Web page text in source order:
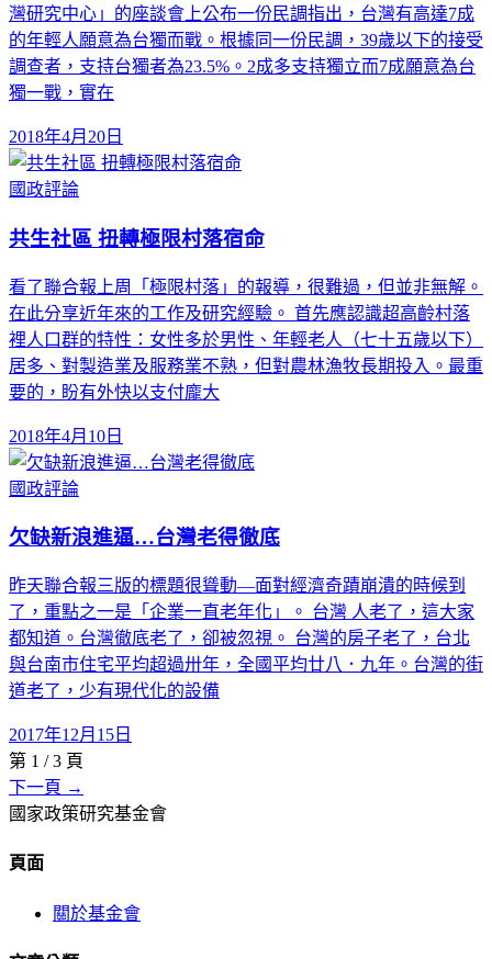
灣研究中心」的座談會上公布一份民調指出，台灣有高達7成
的年輕人願意為台獨而戰。根據同一份民調，39歲以下的接受
調查者，支持台獨者為23.5%。2成多支持獨立而7成願意為台
獨一戰，實在
2018年4月20日
國政評論
共生社區 扭轉極限村落宿命
看了聯合報上周「極限村落」的報導，很難過，但並非無解。
在此分享近年來的工作及研究經驗。 首先應認識超高齡村落
裡人口群的特性：女性多於男性、年輕老人（七十五歲以下）
居多、對製造業及服務業不熟，但對農林漁牧長期投入。最重
要的，盼有外快以支付龐大
2018年4月10日
國政評論
欠缺新浪進逼…台灣老得徹底
昨天聯合報三版的標題很聳動—面對經濟奇蹟崩潰的時候到
了，重點之一是「企業一直老年化」。 台灣 人老了，這大家
都知道。台灣徹底老了，卻被忽視。 台灣的房子老了，台北
與台南市住宅平均超過卅年，全國平均廿八．九年。台灣的街
道老了，少有現代化的設備
2017年12月15日
第 1 /3 頁
下一頁 →
國家政策研究基金會
頁面
關於基金會